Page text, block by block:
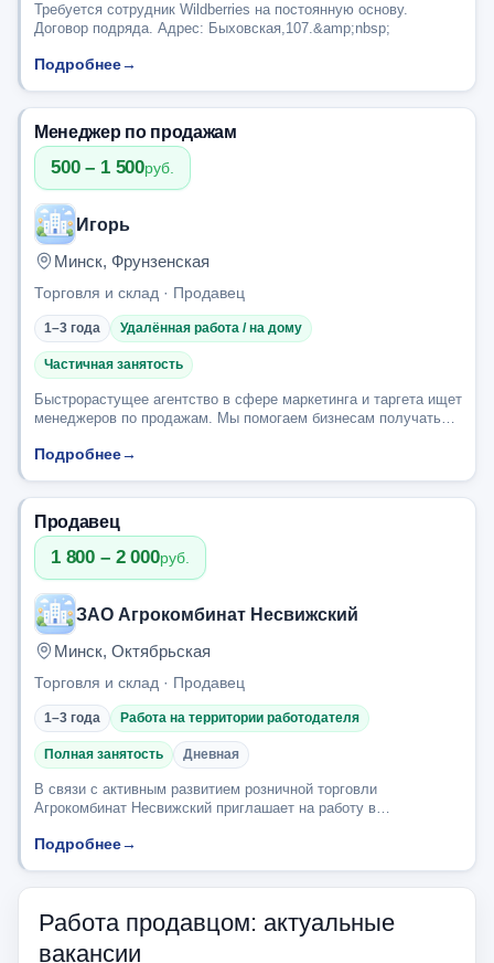
Требуется сотрудник Wildberries на постоянную основу.
Договор подряда. Адрес: Быховская,107.&amp;nbsp;
Подробнее→
Менеджер по продажам
500 – 1 500руб.
Игорь
Минск, Фрунзенская
Торговля и склад · Продавец
1–3 года Удалённая работа / на дому
Частичная занятость
Быстрорастущее агентство в сфере маркетинга и таргета ищет
менеджеров по продажам. Мы помогаем бизнесам получать
системную обработку заявок. Наши усл...
Подробнее→
Продавец
1 800 – 2 000руб.
ЗАО Агрокомбинат Несвижский
Минск, Октябрьская
Торговля и склад · Продавец
1–3 года Работа на территории работодателя
Полная занятость Дневная
В связи с активным развитием розничной торговли
Агрокомбинат Несвижский приглашает на работу в
ПРОДАВЦОВ. Заработная плата 1800-2000 бел.руб., после
Подробнее→
Работа продавцом: актуальные
вакансии